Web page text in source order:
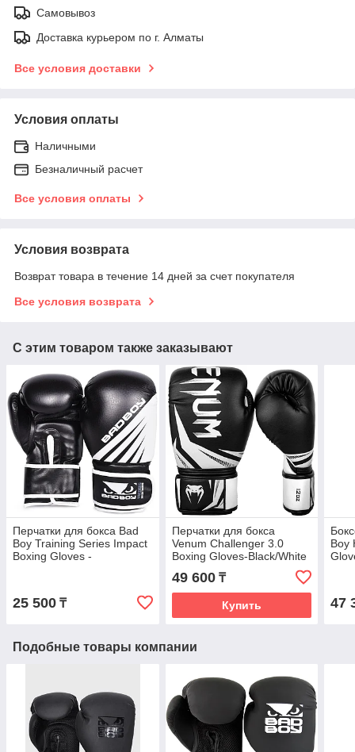
Самовывоз
Доставка курьером по г. Алматы
Все условия доставки
Условия оплаты
Наличными
Безналичный расчет
Все условия оплаты
Условия возврата
Возврат товара в течение 14 дней за счет покупателя
Все условия возврата
С этим товаром также заказывают
Перчатки для бокса Bad
Boy Training Series Impact
Boxing Gloves -
25 500 ₸
Перчатки для бокса
Venum Challenger 3.0
Boxing Gloves-Black/White
49 600₸
Купить
Boy
47
Подобные товары компании